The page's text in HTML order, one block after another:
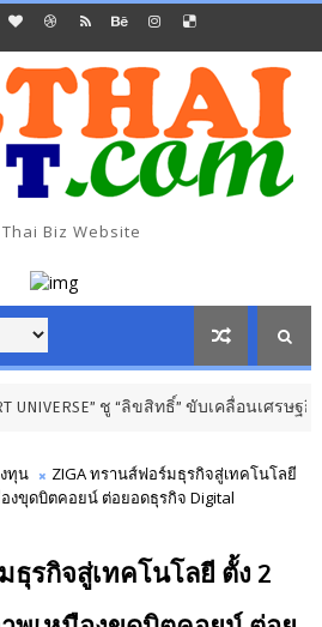
Biz Website
ชู “ลิขสิทธิ์” ขับเคลื่อนเศรษฐกิจสร้า
ทุน
ZIGA ทรานส์ฟอร์มธุรกิจสู่เทคโนโลยี
งขุดบิตคอยน์ ต่อยอดธุรกิจ Digital
ธุรกิจสู่เทคโนโลยี ตั้ง 2